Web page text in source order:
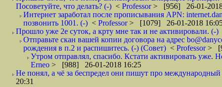
Посоветуйте, что делать? (-) < Professor> [956] 26-01-
Интернет заработал после прописывания APN:
позвонить 1001. (-) < Professor> [1079] 26-01-2018
Прошло уже 2е суток, а крту мне так и не активировали. (-)
Отправьте скан вашей копии договора на адрес
рождения в п.2 и распишитесь. (-) (Совет) < Professor>
Утром отправлял, спасибо. Кстати активировать уже.
Erneo > [988] 26-01-2018 16:25
Не понял, а чё за беспредел они пишут про
20:31